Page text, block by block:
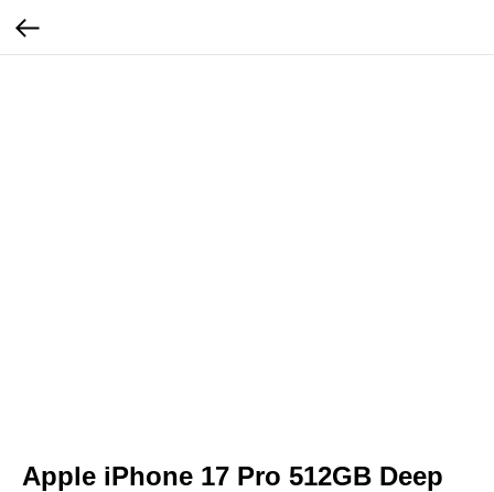
Apple iPhone 17 Pro 512GB Deep